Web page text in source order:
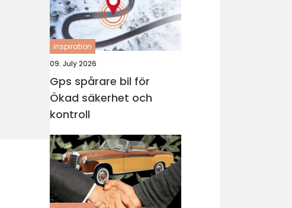
inspiration
09. July 2026
Gps spårare bil för
Ökad säkerhet och
kontroll